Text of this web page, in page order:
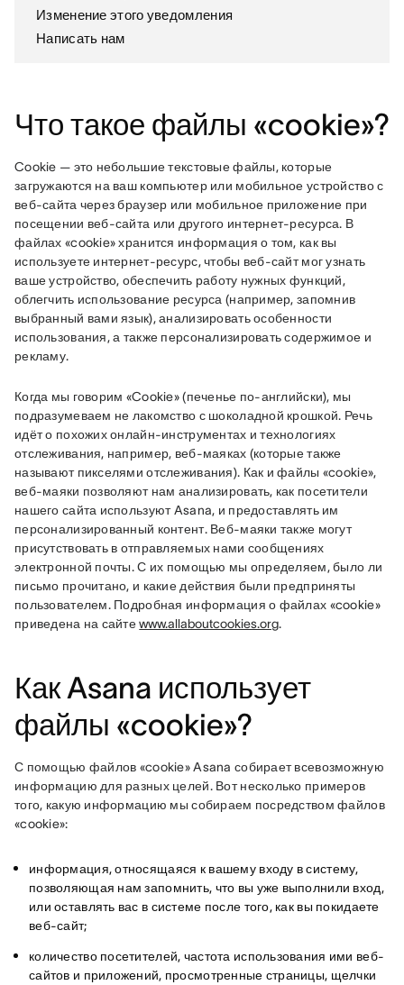
Изменение этого уведомления
Написать нам
Что такое файлы «cookie»?
Cookie — это небольшие текстовые файлы, которые
загружаются на ваш компьютер или мобильное устройство с
веб-сайта через браузер или мобильное приложение при
посещении веб-сайта или другого интернет-ресурса. В
файлах «cookie» хранится информация о том, как вы
используете интернет-ресурс, чтобы веб-сайт мог узнать
ваше устройство, обеспечить работу нужных функций,
облегчить использование ресурса (например, запомнив
выбранный вами язык), анализировать особенности
использования, а также персонализировать содержимое и
рекламу.
Когда мы говорим «Cookie» (печенье по-английски), мы
подразумеваем не лакомство с шоколадной крошкой. Речь
идёт о похожих онлайн-инструментах и технологиях
отслеживания, например, веб-маяках (которые также
называют пикселями отслеживания). Как и файлы «cookie»,
веб-маяки позволяют нам анализировать, как посетители
нашего сайта используют Asana, и предоставлять им
персонализированный контент. Веб-маяки также могут
присутствовать в отправляемых нами сообщениях
электронной почты. С их помощью мы определяем, было ли
письмо прочитано, и какие действия были предприняты
пользователем. Подробная информация о файлах «cookie»
приведена на сайте www.allaboutcookies.org.
Как Asana использует
файлы «cookie»?
С помощью файлов «cookie» Asana собирает всевозможную
информацию для разных целей. Вот несколько примеров
того, какую информацию мы собираем посредством файлов
«cookie»:
информация, относящаяся к вашему входу в систему,
позволяющая нам запомнить, что вы уже выполнили вход,
или оставлять вас в системе после того, как вы покидаете
веб-сайт;
количество посетителей, частота использования ими веб-
сайтов и приложений, просмотренные страницы, щелчки